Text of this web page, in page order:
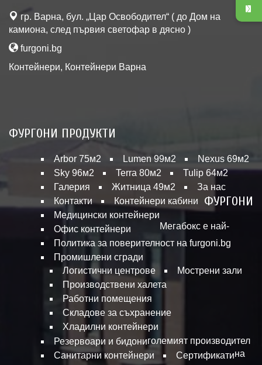
гр. Варна, бул. „Цар Освободител“ ( до Дом на
камиона, след първия светофар в дясно )
furgoni.bg
Контейнери, Контейнери Варна
ФУРГОНИ ПРОДУКТИ
Arbor 75м2 Lumen 99м2
Nexus 69м2
Sky 96м2
Terra 80м2
Tulip 64м2
Галерия
Житница 49м2
За нас
Контакти
Контейнери кабини
Медицински контейнери
Офис контейнери
Политика за поверителност на furgoni.bg
Промишлени сгради
Логистични центрове
Мострени зали
Производствени халета
Работни помещения
Складове за съхранение
Хладилни контейнери
Резервоари и бидони
Санитарни контейнери
Сертификати
ФУРГОНИ
Мегабокс е най-
големият производител
на